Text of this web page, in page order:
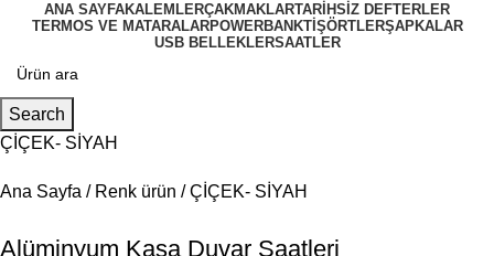
ANA SAYFAKALEMLERÇAKMAKLARTARIHSIZ DEFTERLER
TERMOS VE MATARALARPOWERBANKTIŞÖRTLERŞAPKALAR
USB BELLEKLERSAATLER
Search
ÇİÇEK- SİYAH
Ana Sayfa Renk ürün ÇİÇEK- SİYAH
Alüminyum Kasa Duvar Saatleri